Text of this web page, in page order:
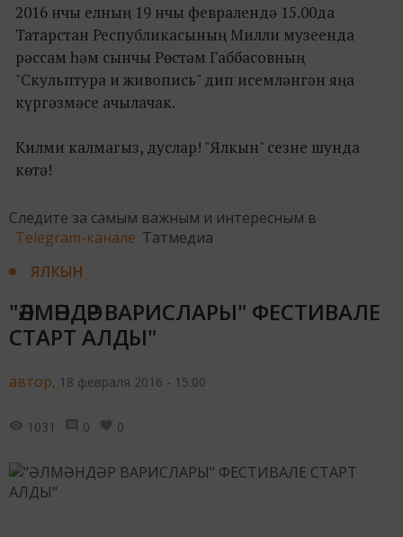
2016 нчы елның 19 нчы февралендә 15.00да
Татарстан Республикасының Милли музеенда
рәссам һәм сынчы Рөстәм Габбасовның
"Скульптура и живопись" дип исемләнгән яңа
күргәзмәсе ачылачак.
Килми калмагыз, дуслар! "Ялкын" сезне шунда
көтә!
Следите за самым важным и интересным в
Telegram-канале Татмедиа
ЯЛКЫН
"ӘЛМӘНДӘР ВАРИСЛАРЫ" ФЕСТИВАЛЕ
СТАРТ АЛДЫ"
автор, 18 февраля 2016 - 15:00
1031 0 0